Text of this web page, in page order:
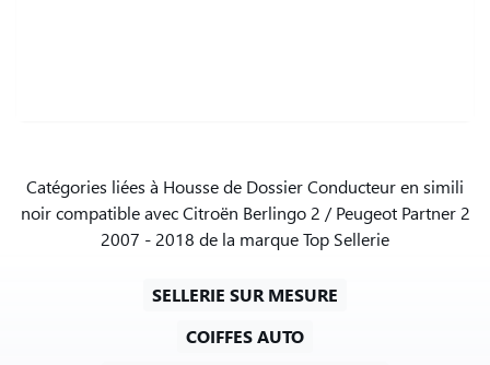
Catégories liées à Housse de Dossier Conducteur en simili
noir compatible avec Citroën Berlingo 2 / Peugeot Partner 2
2007 - 2018 de la marque Top Sellerie
SELLERIE SUR MESURE
COIFFES AUTO